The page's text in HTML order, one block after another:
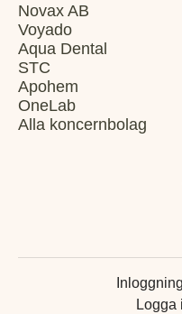
Novax AB
Voyado
Aqua Dental
STC
Apohem
OneLab
Alla koncernbolag
Logga